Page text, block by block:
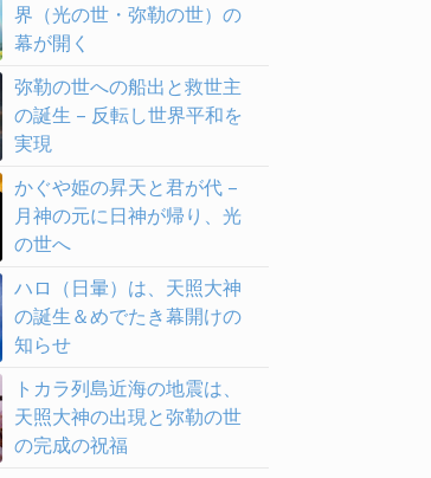
界（光の世・弥勒の世）の
幕が開く
弥勒の世への船出と救世主
の誕生 – 反転し世界平和を
実現
かぐや姫の昇天と君が代 –
月神の元に日神が帰り、光
の世へ
ハロ（日暈）は、天照大神
の誕生＆めでたき幕開けの
知らせ
トカラ列島近海の地震は、
天照大神の出現と弥勒の世
の完成の祝福